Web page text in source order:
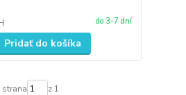
do 3-7 dní
Pridať do košíka
strana z 1